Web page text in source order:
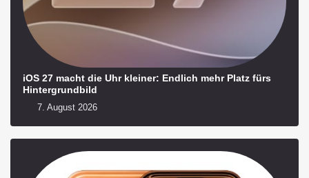
iOS 27 macht die Uhr kleiner: Endlich mehr Platz fürs
Hintergrundbild
7. August 2026